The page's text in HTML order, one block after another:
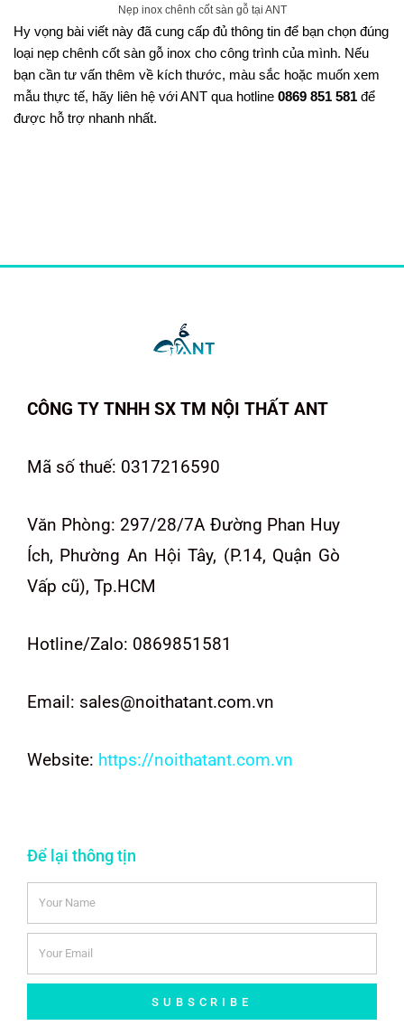
Nẹp inox chênh cốt sàn gỗ tại ANT
Hy vọng bài viết này đã cung cấp đủ thông tin để bạn chọn đúng
loại nẹp chênh cốt sàn gỗ inox cho công trình của mình. Nếu
bạn cần tư vấn thêm về kích thước, màu sắc hoặc muốn xem
mẫu thực tế, hãy liên hệ với ANT qua hotline 0869 851 581 để
được hỗ trợ nhanh nhất.
CÔNG TY TNHH SX TM NỘI THẤT ANT
Mã số thuế: 0317216590
Văn Phòng: 297/28/7A Đường Phan Huy
Ích, Phường An Hội Tây, (P.14, Quận Gò
Vấp cũ), Tp.HCM
Hotline/Zalo: 0869851581
Email: sales@noithatant.com.vn
Website: https://noithatant.com.vn
Để lại thông tịn
SUBSCRIBE